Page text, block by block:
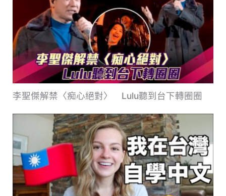
李聖傑解禁〈痴心絕對〉 Lulu聽到台下轉圈圈